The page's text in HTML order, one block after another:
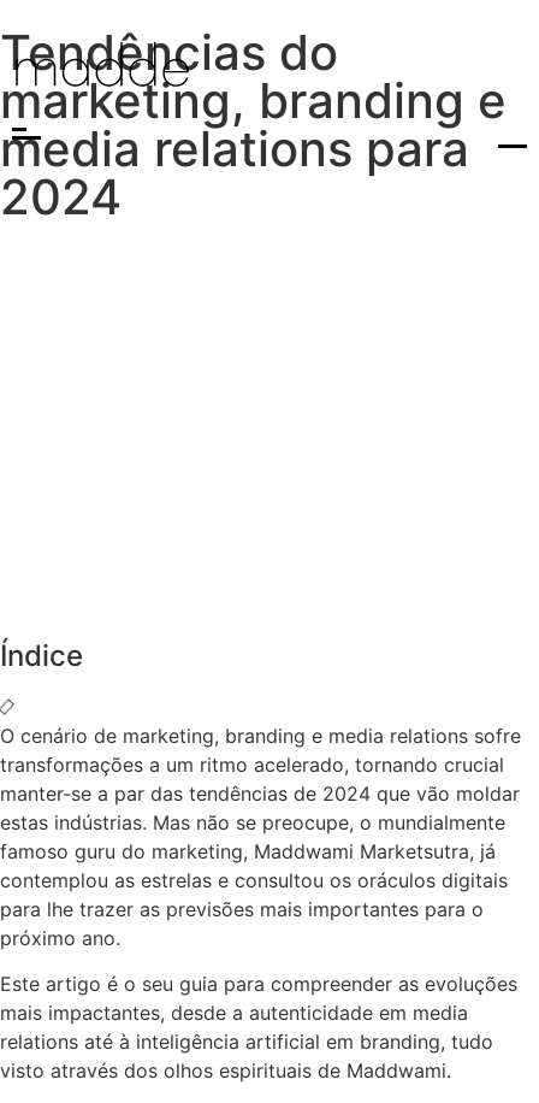
Tendências do
marketing, branding e
media relations para
2024
Índice
O cenário de marketing, branding e media relations sofre
transformações a um ritmo acelerado, tornando crucial
manter-se a par das tendências de 2024 que vão moldar
estas indústrias. Mas não se preocupe, o mundialmente
famoso guru do marketing, Maddwami Marketsutra, já
contemplou as estrelas e consultou os oráculos digitais
para lhe trazer as previsões mais importantes para o
próximo ano.
Este artigo é o seu guia para compreender as evoluções
mais impactantes, desde a autenticidade em media
relations até à inteligência artificial em branding, tudo
visto através dos olhos espirituais de Maddwami.